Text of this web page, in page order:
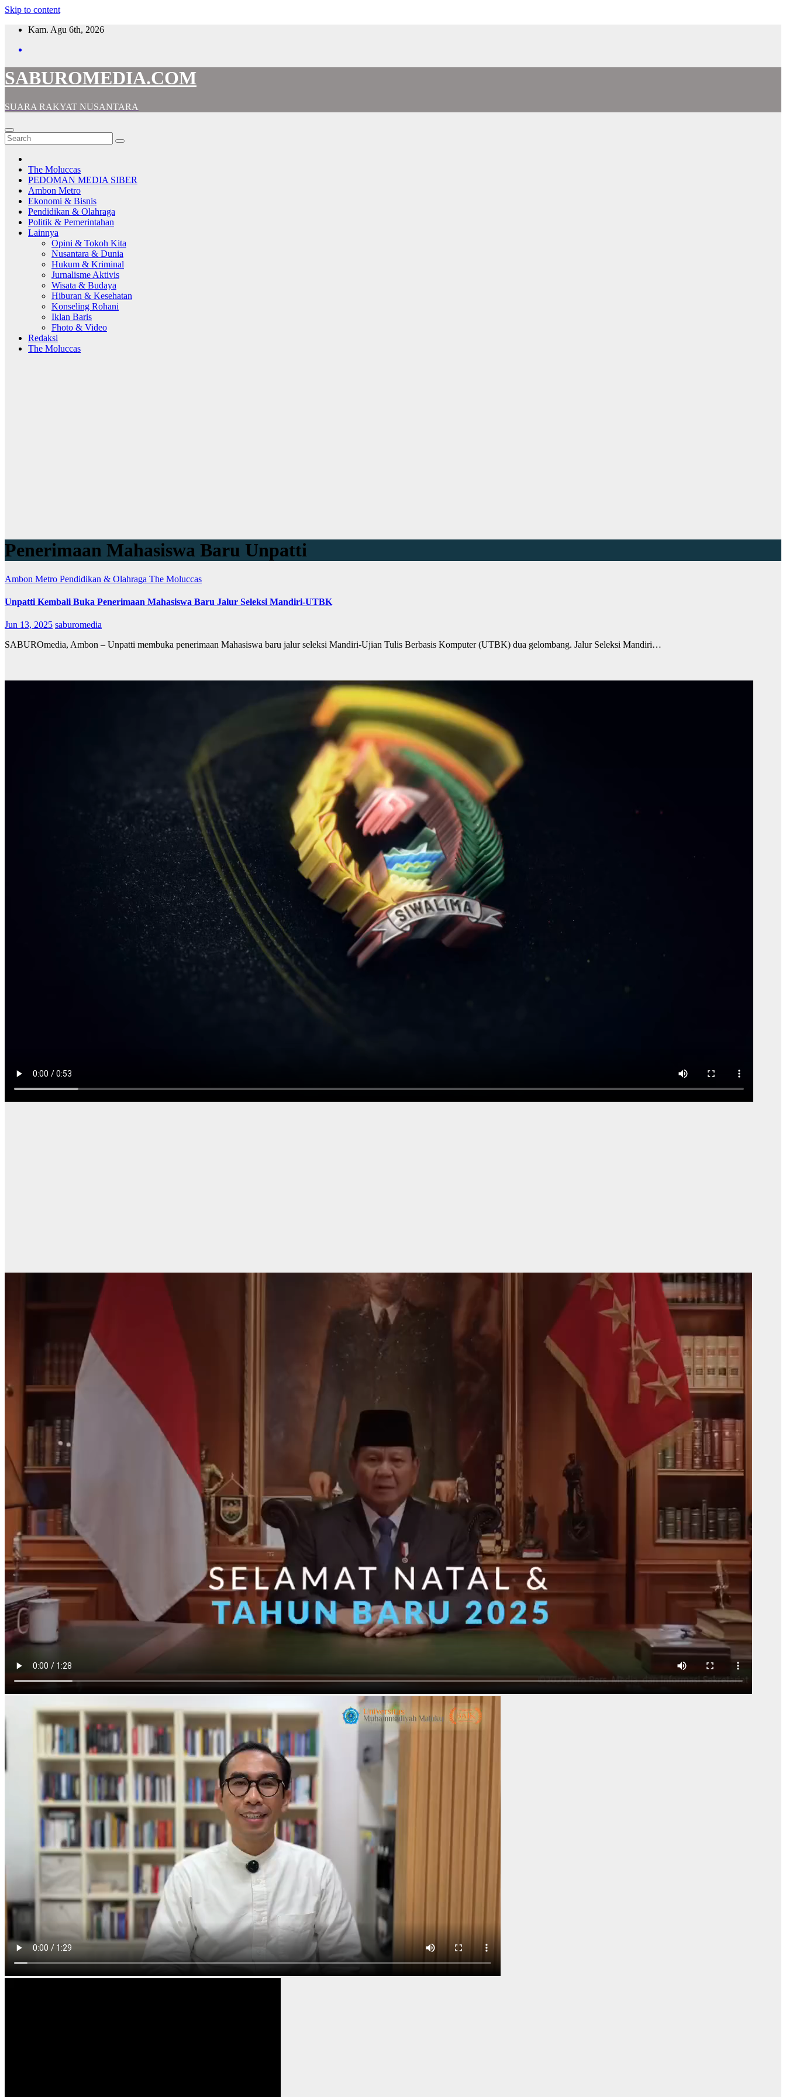
Skip to content
Kam. Agu 6th, 2026
SABUROMEDIA.COM
SUARA RAKYAT NUSANTARA
The Moluccas
PEDOMAN MEDIA SIBER
Ambon Metro
Ekonomi & Bisnis
Pendidikan & Olahraga
Politik & Pemerintahan
Lainnya
Opini & Tokoh Kita
Nusantara & Dunia
Hukum & Kriminal
Jurnalisme Aktivis
Wisata & Budaya
Hiburan & Kesehatan
Konseling Rohani
Iklan Baris
Fhoto & Video
Redaksi
The Moluccas
Penerimaan Mahasiswa Baru Unpatti
Ambon Metro Pendidikan & Olahraga The Moluccas
Unpatti Kembali Buka Penerimaan Mahasiswa Baru Jalur Seleksi Mandiri-UTBK
Jun 13, 2025 saburomedia
SABUROmedia, Ambon – Unpatti membuka penerimaan Mahasiswa baru jalur seleksi Mandiri-Ujian Tulis Berbasis Komputer (UTBK) dua gelombang. Jalur Seleksi Mandiri…